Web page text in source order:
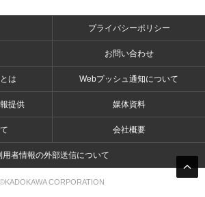
プライバシーポリシー
お問い合わせ
は Webプッシュ通知について
提供 媒体資料
会社概要
用者情報の外部送信について
©KADOKAWA CORPORATION